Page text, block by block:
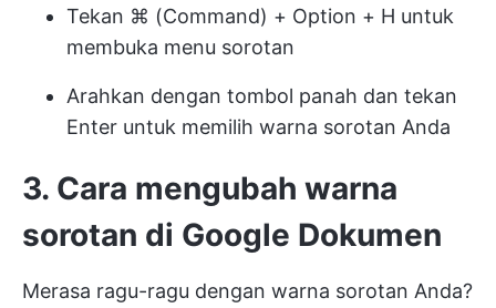
Tekan ⌘ (Command) + Option + H untuk
membuka menu sorotan
Arahkan dengan tombol panah dan tekan
Enter untuk memilih warna sorotan Anda
3. Cara mengubah warna
sorotan di Google Dokumen
Merasa ragu-ragu dengan warna sorotan Anda?